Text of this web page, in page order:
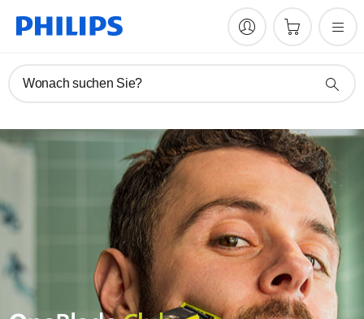
Wonach suchen Sie?